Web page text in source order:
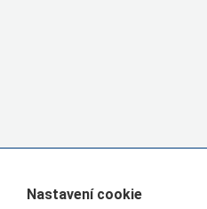
Nastavení cookie